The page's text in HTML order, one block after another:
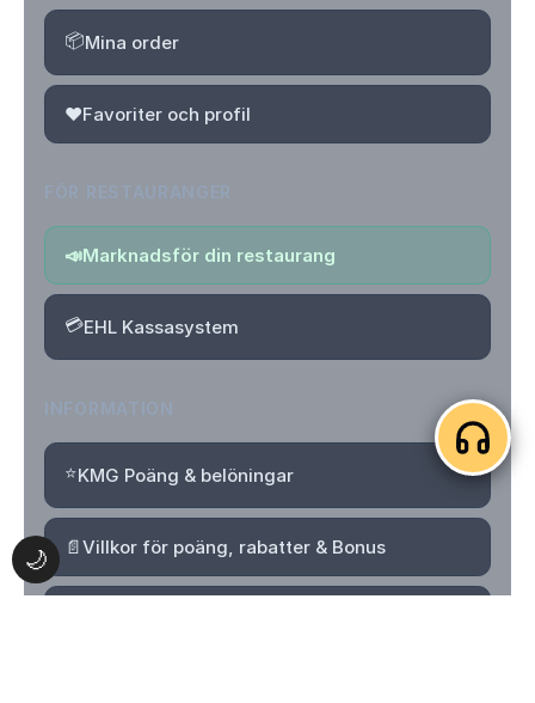
🌙
📦Mina order
❤️Favoriter och profil
📣Marknadsför din restaurang
💳EHL Kassasystem
⭐KMG Poäng & belöningar
📄Villkor för poäng, rabatter & Bonus